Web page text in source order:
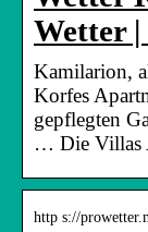
Wetter |
Kamilarion,
Korfes
gepflegten
… Die Villas
http s://